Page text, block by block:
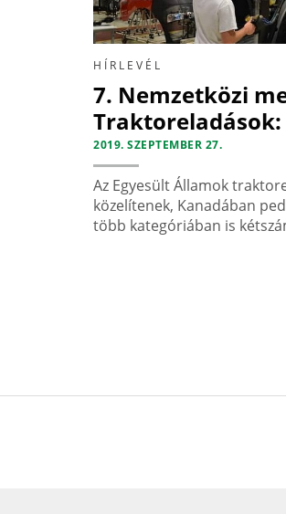
HÍRLEVÉL
7. Nemzetközi
2019. SZEPTEMBER 27.
Az Egyesült Államok
közelítenek, Kanadában
több kategóriában is